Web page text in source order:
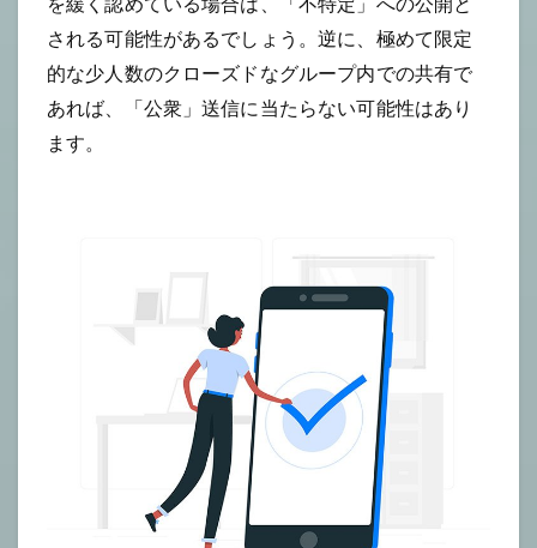
される可能性があるでしょう。逆に、極めて限定
的な少人数のクローズドなグループ内での共有で
あれば、「公衆」送信に当たらない可能性はあり
ます。